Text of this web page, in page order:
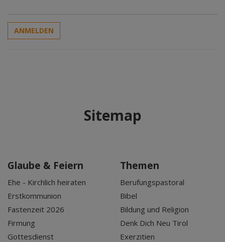
ANMELDEN
Sitemap
Glaube & Feiern
Ehe - Kirchlich heiraten
Erstkommunion
Fastenzeit 2026
Firmung
Gottesdienst
Themen
Berufungspastoral
Bibel
Bildung und Religion
Denk Dich Neu Tirol
Exerzitien